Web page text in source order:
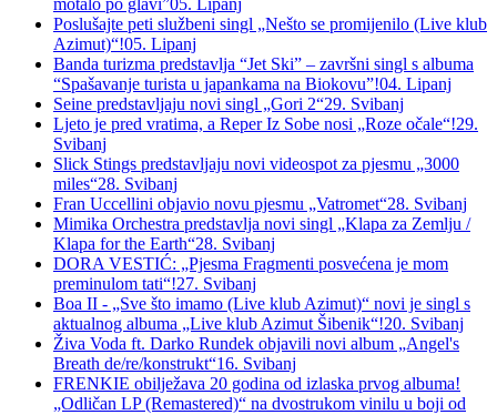
Poslušajte peti službeni singl „Nešto se promijenilo (Live klub
Azimut)“!05. Lipanj
Banda turizma predstavlja “Jet Ski” – završni singl s albuma
“Spašavanje turista u japankama na Biokovu”!04. Lipanj
Seine predstavljaju novi singl „Gori 2“29. Svibanj
Ljeto je pred vratima, a Reper Iz Sobe nosi „Roze očale“!29.
Svibanj
Slick Stings predstavljaju novi videospot za pjesmu „3000
miles“28. Svibanj
Fran Uccellini objavio novu pjesmu „Vatromet“28. Svibanj
Mimika Orchestra predstavlja novi singl „Klapa za Zemlju /
Klapa for the Earth“28. Svibanj
DORA VESTIĆ: „Pjesma Fragmenti posvećena je mom
preminulom tati“!27. Svibanj
Boa II - „Sve što imamo (Live klub Azimut)“ novi je singl s
aktualnog albuma „Live klub Azimut Šibenik“!20. Svibanj
Živa Voda ft. Darko Rundek objavili novi album „Angel's
Breath de/re/konstrukt“16. Svibanj
FRENKIE obilježava 20 godina od izlaska prvog albuma!
„Odličan LP (Remastered)“ na dvostrukom vinilu u boji od